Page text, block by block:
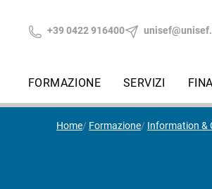
+39 0422 916400
FORMAZIONE SERVIZI
Home Formazione Information &